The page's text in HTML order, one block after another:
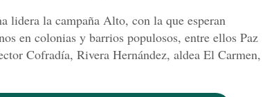
lidera la campaña Alto, con la que esperan
en colonias y barrios populosos, entre ellos Paz
Cofradía, Rivera Hernández, aldea El Carmen,